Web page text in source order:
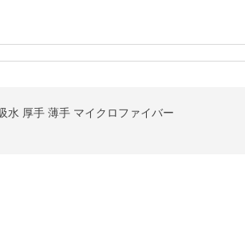
水 厚手 薄手 マイクロファイバー